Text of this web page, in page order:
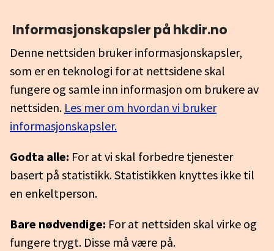
Informasjonskapsler på hkdir.no
Denne nettsiden bruker informasjonskapsler,
som er en teknologi for at nettsidene skal
fungere og samle inn informasjon om brukere av
nettsiden. Les mer om hvordan vi bruker
informasjonskapsler.
Godta alle: For at vi skal forbedre tjenester
basert på statistikk. Statistikken knyttes ikke til
en enkeltperson.
Bare nødvendige: For at nettsiden skal virke og
fungere trygt. Disse må være på.